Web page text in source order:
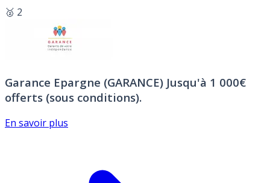
🥈 2
Garance Epargne (GARANCE) Jusqu'à 1 000€
offerts (sous conditions).
En savoir plus